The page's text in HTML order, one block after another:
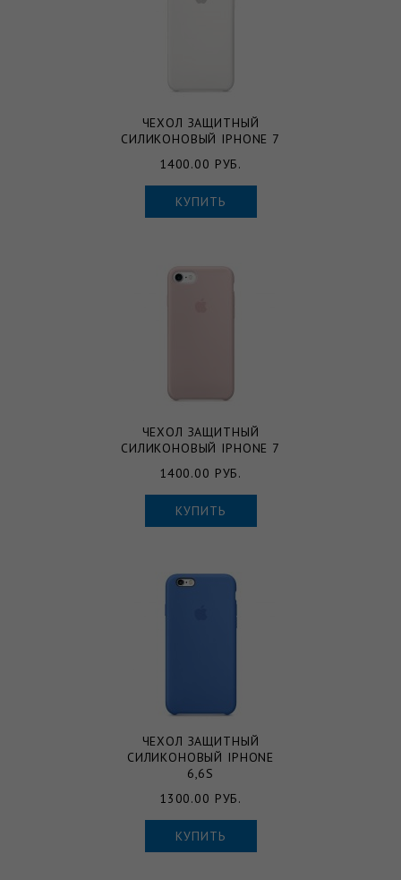
ЧЕХОЛ ЗАЩИТНЫЙ
СИЛИКОНОВЫЙ IPHONE 7
1400.00 РУБ.
КУПИТЬ
ЧЕХОЛ ЗАЩИТНЫЙ
СИЛИКОНОВЫЙ IPHONE 7
1400.00 РУБ.
КУПИТЬ
ЧЕХОЛ ЗАЩИТНЫЙ
СИЛИКОНОВЫЙ IPHONE
6,6S
1300.00 РУБ.
КУПИТЬ